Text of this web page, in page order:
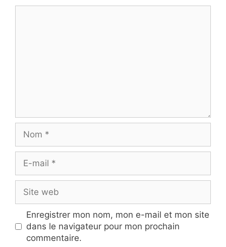
mail
web
Enregistrer mon nom, mon e-mail et mon site
dans le navigateur pour mon prochain
commentaire.